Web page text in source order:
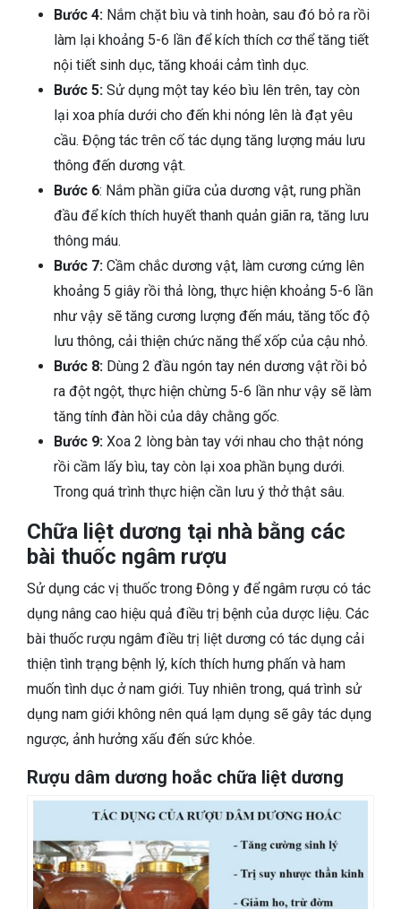
Bước 4: Nắm chặt bìu và tinh hoàn, sau đó bỏ ra rồi
làm lại khoảng 5-6 lần để kích thích cơ thể tăng tiết
nội tiết sinh dục, tăng khoái cảm tình dục.
Bước 5: Sử dụng một tay kéo bìu lên trên, tay còn
lại xoa phía dưới cho đến khi nóng lên là đạt yêu
cầu. Động tác trên cố tác dụng tăng lượng máu lưu
thông đến dương vật.
Bước 6: Nắm phần giữa của dương vật, rung phần
đầu để kích thích huyết thanh quản giãn ra, tăng lưu
thông máu.
Bước 7: Cầm chắc dương vật, làm cương cứng lên
khoảng 5 giây rồi thả lòng, thực hiện khoảng 5-6 lần
như vậy sẽ tăng cương lượng đến máu, tăng tốc độ
lưu thông, cải thiện chức năng thể xốp của cậu nhỏ.
Bước 8: Dùng 2 đầu ngón tay nén dương vật rồi bỏ
ra đột ngột, thực hiện chừng 5-6 lần như vậy sẽ làm
tăng tính đàn hồi của dây chằng gốc.
Bước 9: Xoa 2 lòng bàn tay với nhau cho thật nóng
rồi cầm lấy bìu, tay còn lại xoa phần bụng dưới.
Trong quá trình thực hiện cần lưu ý thở thật sâu.
Chữa liệt dương tại nhà bằng các
bài thuốc ngâm rượu
Sử dụng các vị thuốc trong Đông y để ngâm rượu có tác
dụng nâng cao hiệu quả điều trị bệnh của dược liệu. Các
bài thuốc rượu ngâm điều trị liệt dương có tác dụng cải
thiện tình trạng bệnh lý, kích thích hưng phấn và ham
muốn tình dục ở nam giới. Tuy nhiên trong, quá trình sử
dụng nam giới không nên quá lạm dụng sẽ gây tác dụng
ngược, ảnh hưởng xấu đến sức khỏe.
Rượu dâm dương hoắc chữa liệt dương